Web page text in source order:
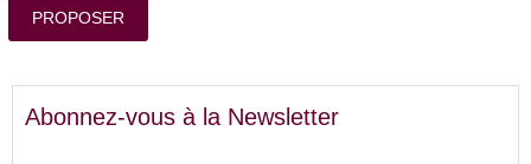
PROPOSER
Abonnez-vous à la Newsletter